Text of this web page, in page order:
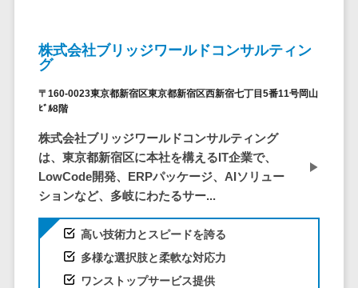
人材紹介システム>
人材派遣管理システム>
校務支援システム>
Web出願システム>
農業支援システム>
その他業務支援サービス>
キッティング
情シスアウト
セキュリティ
標的型攻撃メ
ール対策
セキュリテ
ィ・脆弱性診断
ペネトレーシ
ョンテスト
株式会社ブリッジワールドコンサルティン
グ
〒160-0023東京都新宿区東京都新宿区西新宿七丁目5番11号岡山
ﾋﾞﾙ8階
株式会社ブリッジワールドコンサルティング
は、東京都新宿区に本社を構えるIT企業で、
LowCode開発、ERPパッケージ、AIソリュー
ションなど、多岐にわたるサー...
高い技術力とスピードを誇る
多様な選択肢と柔軟な対応力
ワンストップサービス提供